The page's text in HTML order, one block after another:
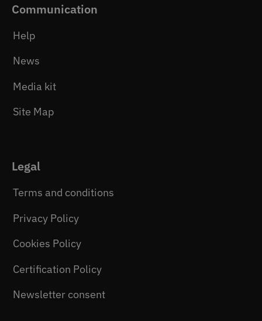
Communication
Help
News
Media kit
Site Map
Legal
Terms and conditions
Privacy Policy
Cookies Policy
Certification Policy
Newsletter consent